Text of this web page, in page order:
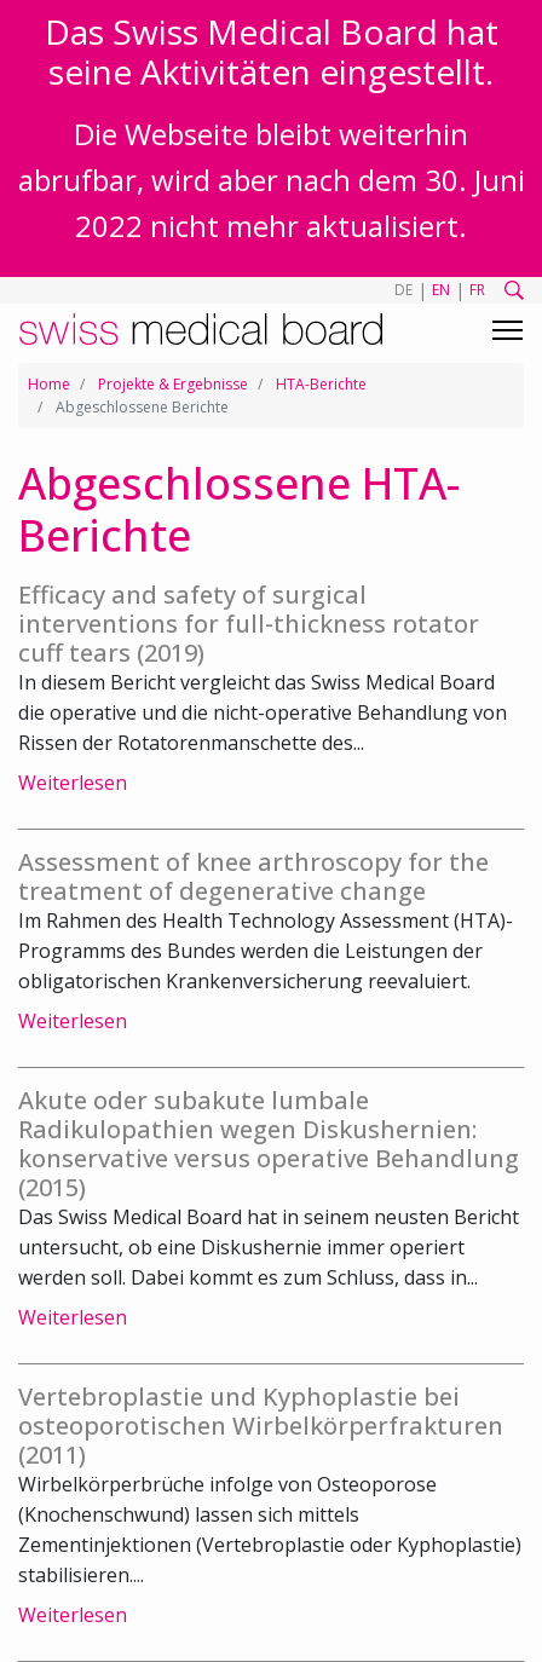
Das Swiss Medical Board hat
seine Aktivitäten eingestellt.
Die Webseite bleibt weiterhin
abrufbar, wird aber nach dem 30. Juni
2022 nicht mehr aktualisiert.
DE | EN | FR
Home Projekte & Ergebnisse
HTA-Berichte
Abgeschlossene Berichte
Abgeschlossene HTA-
Berichte
Efficacy and safety of surgical
interventions for full-thickness rotator
cuff tears (2019)
In diesem Bericht vergleicht das Swiss Medical Board
die operative und die nicht-operative Behandlung von
Rissen der Rotatorenmanschette des...
Weiterlesen
Assessment of knee arthroscopy for the
treatment of degenerative change
Im Rahmen des Health Technology Assessment (HTA)-
Programms des Bundes werden die Leistungen der
obligatorischen Krankenversicherung reevaluiert.
Weiterlesen
Akute oder subakute lumbale
Radikulopathien wegen Diskushernien:
konservative versus operative Behandlung
(2015)
Das Swiss Medical Board hat in seinem neusten Bericht
untersucht, ob eine Diskushernie immer operiert
werden soll. Dabei kommt es zum Schluss, dass in...
Weiterlesen
Vertebroplastie und Kyphoplastie bei
osteoporotischen Wirbelkörperfrakturen
(2011)
Wirbelkörperbrüche infolge von Osteoporose
(Knochenschwund) lassen sich mittels
Zementinjektionen (Vertebroplastie oder Kyphoplastie)
stabilisieren....
Weiterlesen